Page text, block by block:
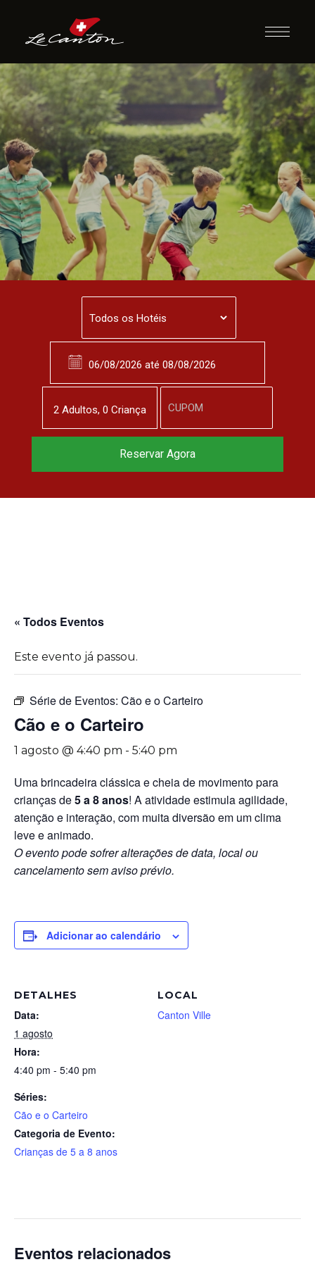
Cão e o Carteiro
« Todos Eventos
Este evento já passou.
Série de Eventos: Cão e o Carteiro
Cão e o Carteiro
1 agosto @ 4:40 pm - 5:40 pm
Uma brincadeira clássica e cheia de movimento para
crianças de5 a 8 anos! A atividade estimula agilidade,
atenção e interação, com muita diversão em um clima
leve e animado.
O evento pode sofrer alterações de data, local ou
cancelamento sem aviso prévio.
Adicionar ao calendário
DETALHES
Data:
1 agosto
Hora:
4:40 pm - 5:40 pm
Séries:
Cão e o Carteiro
Categoria de Evento:
Crianças de 5 a 8 anos
LOCAL
Canton Ville
Eventos relacionados
2 Adultos, 0 Criança
Reserve agora, com
Reservar Agora